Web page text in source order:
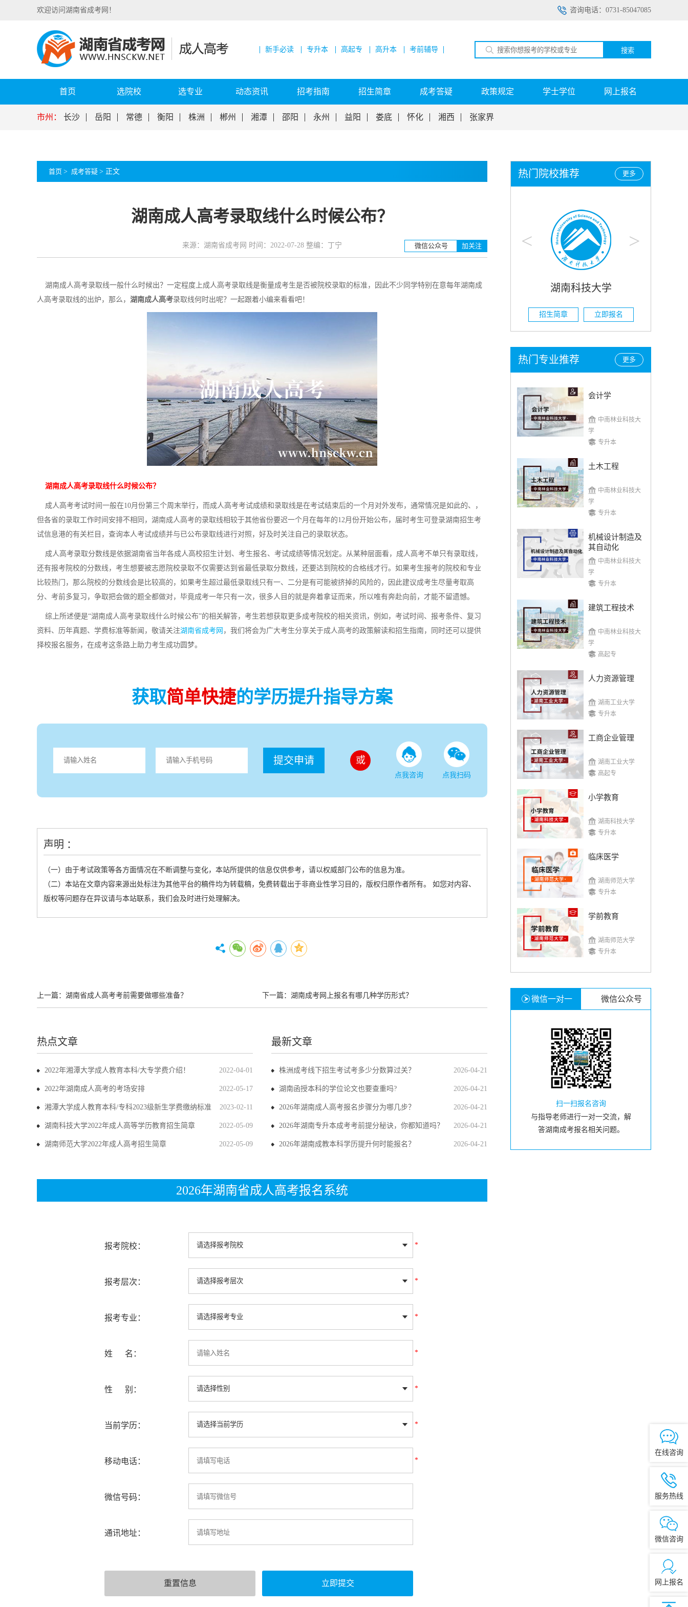
咨询电话：0731-85047085
欢迎访问湖南省成考网！
新手必读 专升本 高起专 高升本 考前辅导 搜索
首页 选院校 选专业 动态资讯 招考指南 招生简章 成考答疑 政策规定 学士学位 网上报名
市州： 长沙 岳阳 常德 衡阳 株洲 郴州 湘潭 邵阳 永州 益阳 娄底 怀化 湘西 张家界
首页 > 成考答疑 > 正文
湖南成人高考录取线什么时候公布？
来源：湖南省成考网 时间：2022-07-28 整编：丁宁 微信公众号 加关注
湖南成人高考录取线一般什么时候出？一定程度上成人高考录取线是衡量成考生是否被院校录取的标准，因此不少同学特别在意每年湖南成
人高考录取线的出炉，那么， 湖南成人高考录取线何时出呢？一起跟着小编来看看吧！
湖南成人高考录取线什么时候公布？
成人高考考试时间一般在10月份第三个周末举行，而成人高考考试成绩和录取线是在考试结束后的一个月对外发布，通常情况是如此的、，
但各省的录取工作时间安排不相同，湖南成人高考的录取线相较于其他省份要迟一个月在每年的12月份开始公布，届时考生可登录湖南招生考
试信息港的有关栏目，查询本人考试成绩并与已公布录取线进行对照，好及时关注自己的录取状态。
成人高考录取分数线是依据湖南省当年各成人高校招生计划、考生报名、考试成绩等情况划定。从某种层面看，成人高考不单只有录取线，
还有报考院校的分数线，考生想要被志愿院校录取不仅需要达到省最低录取分数线，还要达到院校的合格线才行。如果考生报考的院校和专业
比较热门，那么院校的分数线会是比较高的，如果考生超过最低录取线只有一、二分是有可能被挤掉的风险的，因此建议成考生尽量考取高
分、考前多复习，争取把会做的题全都做对，毕竟成考一年只有一次，很多人目的就是奔着拿证而来，所以唯有奔赴向前，才能不留遗憾。
综上所述便是“湖南成人高考录取线什么时候公布”的相关解答，考生若想获取更多成考院校的相关资讯，例如，考试时间、报考条件、复习
资料、历年真题、学费标准等新闻，敬请关注湖南省成考网 ，我们将会为广大考生分享关于成人高考的政策解读和招生指南，同时还可以提供
择校报名服务，在成考这条路上助力考生成功圆梦。
获取简单快捷的学历提升指导方案
提交申请 或
点我咨询 点我扫码
声明 ：
（一）由于考试政策等各方面情况在不断调整与变化，本站所提供的信息仅供参考，请以权威部门公布的信息为准。
（二）本站在文章内容来源出处标注为其他平台的稿件均为转载稿，免费转载出于非商业性学习目的，版权归原作者所有。 如您对内容、
版权等问题存在异议请与本站联系，我们会及时进行处理解决。
上一篇： 湖南省成人高考考前需要做哪些准备？ 下一篇： 湖南成考网上报名有哪几种学历形式？
热点文章
2022-04-01
2022年湘潭大学成人教育本科/大专学费介绍！
2022-05-17
2022年湖南成人高考的考场安排
2023-02-11
湘潭大学成人教育本科/专科2023级新生学费缴纳标准
2022-05-09
湖南科技大学2022年成人高等学历教育招生简章
2022-05-09
湖南师范大学2022年成人高考招生简章
最新文章
2026-04-21
株洲成考线下招生考试考多少分数算过关？
2026-04-21
湖南函授本科的学位论文也要查重吗?
2026-04-21
2026年湖南成人高考报名步骤分为哪几步？
2026-04-21
2026年湖南专升本成考考前提分秘诀，你都知道吗？
2026-04-21
2026年湖南成教本科学历提升何时能报名？
2026年湖南省成人高考报名系统
报考院校： *
报考层次： *
报考专业： *
姓 名： *
性 别： *
当前学历： *
移动电话： *
微信号码：
通讯地址：
更多
热门院校推荐
< >
湖南工业大学
招生简章 立即报名
湖南科技大学 湖南农业大学
招生简章 立即报名
更多
热门专业推荐
会计学
中南林业科技大
学
专升本
土木工程
中南林业科技大
学
专升本
机械设计制造及
其自动化
中南林业科技大
学
专升本
建筑工程技术
中南林业科技大
学
高起专
人力资源管理
湖南工业大学
专升本
工商企业管理
湖南工业大学
高起专
小学教育
湖南科技大学
专升本
临床医学
湖南师范大学
专升本
学前教育
湖南师范大学
专升本
微信一对一 微信公众号
扫一扫报名咨询
与指导老师进行一对一交流，解
答湖南成考报名相关问题。
在线咨询
服务热线
微信咨询
网上报名